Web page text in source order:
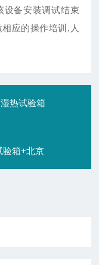
设备安装调试结束
应的操作培训,人
热试验箱
验箱+北京